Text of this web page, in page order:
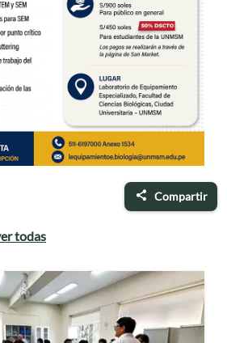
Compartir
todas